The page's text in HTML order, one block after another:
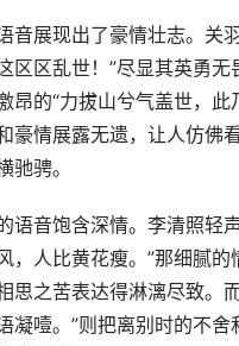
音展现出了豪情壮志。关
区区乱世！”尽显其英勇
昂的“力拔山兮气盖世，此
豪情展露无遗，让人仿佛
驰骋。
语音饱含深情。李清照轻
，人比黄花瘦。”那细腻的
思之苦表达得淋漓尽致。
凝噎。”则把离别时的不